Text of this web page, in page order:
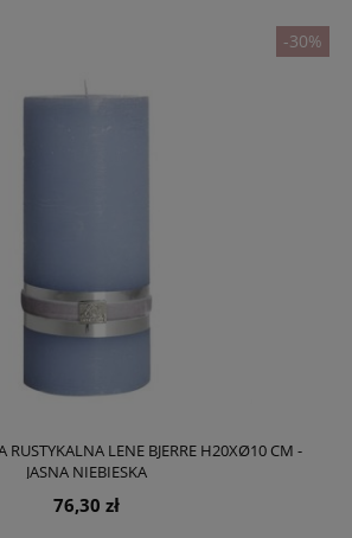
RUSTYKALNA LENE BJERRE H20XØ10 CM -
JASNA NIEBIESKA
76,30 zł
-30%